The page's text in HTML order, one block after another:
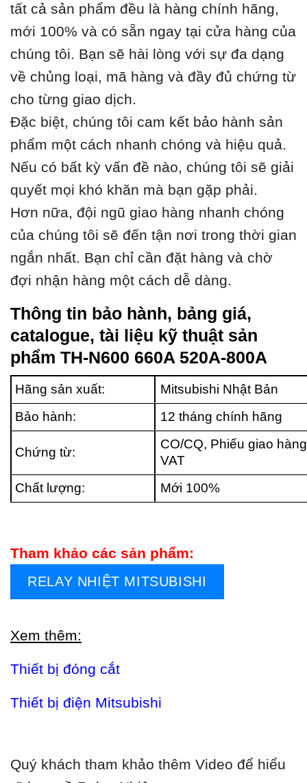
tất cả sản phẩm đều là hàng chính hãng,
mới 100% và có sẵn ngay tại cửa hàng của
chúng tôi. Bạn sẽ hài lòng với sự đa dạng
về chủng loại, mã hàng và đầy đủ chứng từ
cho từng giao dịch.
Đặc biệt, chúng tôi cam kết bảo hành sản
phẩm một cách nhanh chóng và hiệu quả.
Nếu có bất kỳ vấn đề nào, chúng tôi sẽ giải
quyết mọi khó khăn mà bạn gặp phải.
Hơn nữa, đội ngũ giao hàng nhanh chóng
của chúng tôi sẽ đến tận nơi trong thời gian
ngắn nhất. Bạn chỉ cần đặt hàng và chờ
đợi nhận hàng một cách dễ dàng.
Thông tin bảo hành, bảng giá,
catalogue, tài liệu kỹ thuật sản
phẩm TH-N600 660A 520A-800A
Hãng sản xuất:
Mitsubishi Nhật Bản
Bảo hành:
12 tháng chính hãng
Chứng từ:
CO/CQ, Phiếu giao
VAT
Chất lượng:
Mới 100%
Tham khảo các sản phẩm:
RELAY NHIỆT MITSUBISHI
Xem thêm:
Thiết bị đóng cắt
Thiết bị điện Mitsubishi
Quý khách tham khảo thêm Video để hiểu